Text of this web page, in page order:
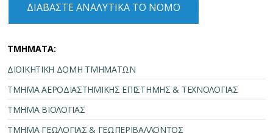
ΔΙΑΒΑΣΤΕ ΑΝΑΛΥΤΙΚΑ ΤΟ ΝΟΜΟ
ΤΜΗΜΑΤΑ:
ΔΙΟΙΚΗΤΙΚΗ ΔΟΜΗ ΤΜΗΜΑΤΩΝ
ΤΜΗΜΑ ΑΕΡΟΔΙΑΣΤΗΜΙΚΗΣ ΕΠΙΣΤΗΜΗΣ & ΤΕΧΝΟΛΟΓΙΑΣ
ΤΜΗΜΑ ΒΙΟΛΟΓΙΑΣ
ΤΜΗΜΑ ΓΕΩΛΟΓΙΑΣ & ΓΕΩΠΕΡΙΒΑΛΛΟΝΤΟΣ